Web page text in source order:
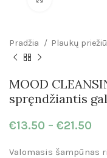
Pradžia Plaukų
MOOD
spręndžiantis
€13.50 – €21.50
Valomasis šampūnas